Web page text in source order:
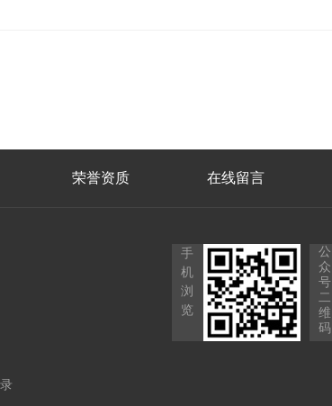
荣誉资质 在线留言
手
机
浏
览
公
众
号
二
维
码